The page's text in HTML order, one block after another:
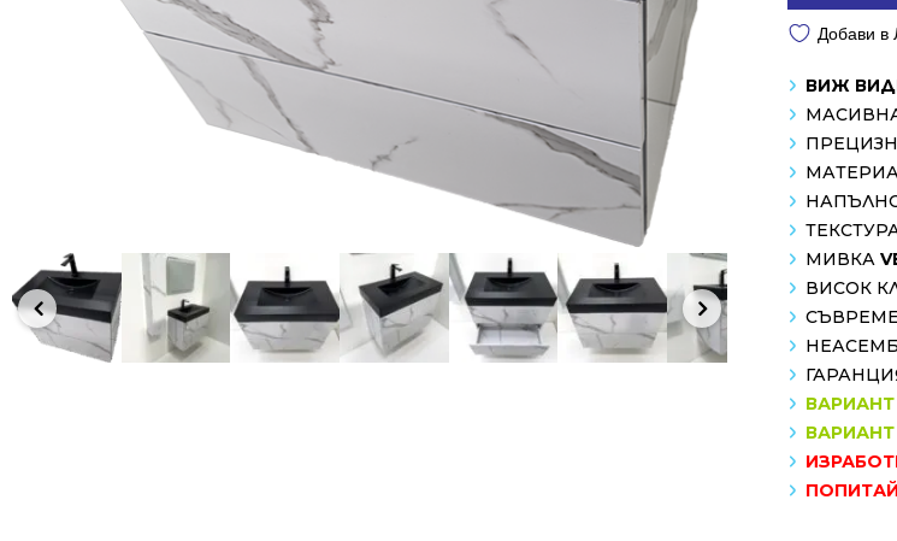
Добави
ВИЖ
МИВКА
ВИСОК
ВАРИАНТ
ВАРИАНТ